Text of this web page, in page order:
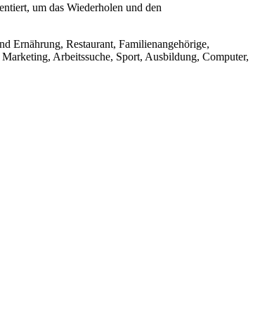
um das Wiederholen und den
Ernährung, Restaurant, Familienangehörige,
Arbeitssuche, Sport, Ausbildung, Computer,